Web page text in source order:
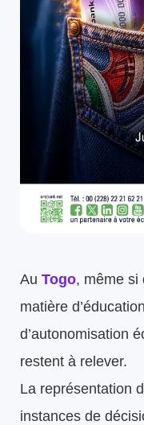
Au Togo, même si
matière
d’autonomisation
restent à relever.
La représentation
instances de